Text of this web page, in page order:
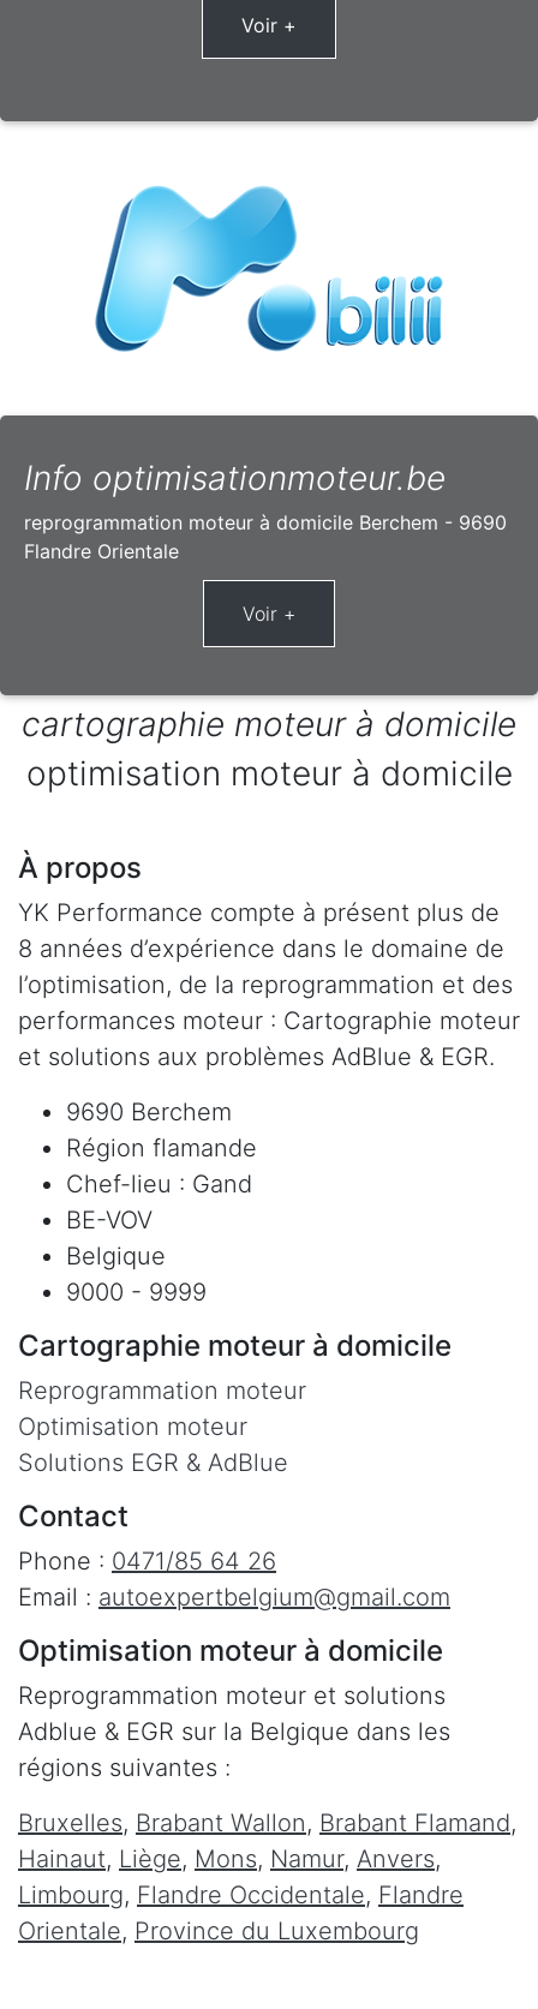
Voir +
Info optimisationmoteur.be
reprogrammation moteur à domicile Berchem - 9690
Flandre Orientale
cartographie moteur à domicile
optimisation moteur à domicile
À propos
YK Performance compte à présent plus de
8 années d’expérience dans le domaine de
l’optimisation, de la reprogrammation et des
performances moteur : Cartographie moteur
et solutions aux problèmes AdBlue & EGR.
9690 Berchem
Région flamande
Chef-lieu : Gand
BE-VOV
Belgique
9000 - 9999
Cartographie moteur à domicile
Reprogrammation moteur
Optimisation moteur
Solutions EGR & AdBlue
Contact
Phone : 0471/85 64 26
Email : autoexpertbelgium@gmail.com
Optimisation moteur à domicile
Reprogrammation moteur et solutions
Adblue & EGR sur la Belgique dans les
régions suivantes :
Bruxelles, Brabant Wallon, Brabant Flamand,
Hainaut, Liège, Mons, Namur, Anvers,
Limbourg, Flandre Occidentale, Flandre
Orientale, Province du Luxembourg